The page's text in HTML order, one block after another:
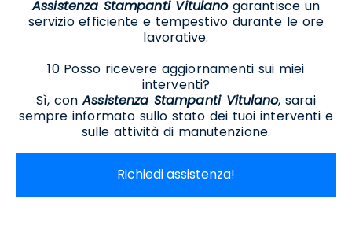
Assistenza Stampanti Vitulanogarantisce un
servizio efficiente e tempestivo durante le ore
lavorative.
10 Posso ricevere aggiornamenti sui miei
interventi?
Sì, conAssistenza Stampanti Vitulano, sarai
sempre informato sullo stato dei tuoi interventi e
sulle attività di manutenzione.
Richiedi assistenza!